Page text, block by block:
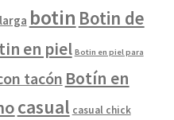
botin Botin de
en piel Botin en piel para
tacón Botín en
casual casual chick